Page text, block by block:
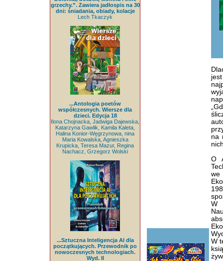
grzechy.”. Zawiera jadłospis na 30
dni: śniadania, obiady, kolacje
Lech Tkaczyk
...Antologia poetów
współczesnych. Wiersze dla
dzieci. Edycja 18
Ilona Chojnacka, Jadwiga Dajewska,
Katarzyna Gawlik, Kamila Kaleta,
Halina Konior-Węgrzynowa, nina
Maria Kowalska, Agnieszka
Krupicka, Teresa Mazur, Regina
Nachacz, Grzegorz Wolski
...Sztuczna Inteligencja AI dla
początkujących. Przewodnik po
nowoczesnych technologiach.
Wyd. II
na
O
we
W
W